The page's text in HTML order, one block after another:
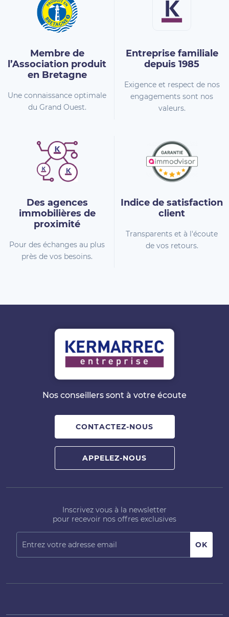
Membre de
l’Association produit
en Bretagne
Une connaissance optimale
du Grand Ouest.
Entreprise familiale
depuis 1985
Exigence et respect de nos
engagements sont nos
valeurs.
Des agences
immobilières de
proximité
Pour des échanges au plus
près de vos besoins.
Indice de satisfaction
client
Transparents et à l'écoute
de vos retours.
Nos conseillers sont à votre écoute
CONTACTEZ-NOUS
APPELEZ-NOUS
Inscrivez vous à la newsletter
pour recevoir nos offres exclusives